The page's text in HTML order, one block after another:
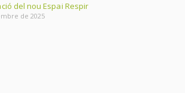
del nou Espai Respir
de 2025